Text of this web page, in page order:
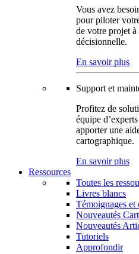
Vous avez
pour piloter
de votre projet à
décisionnelle.
En savoir plus
Support et
Profitez de
équipe
apporter une
cartographique.
En savoir plus
Ressources
Toutes les
Livres blancs
Témoignages et
Nouveautés
Nouveautés
Tutoriels
Approfondir